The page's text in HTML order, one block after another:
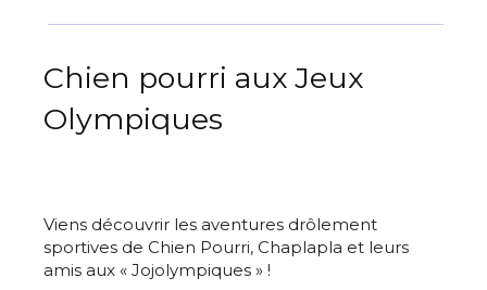
Chien pourri aux Jeux
Olympiques
Viens découvrir les aventures drôlement
sportives de Chien Pourri, Chaplapla et leurs
amis aux « Jojolympiques » !